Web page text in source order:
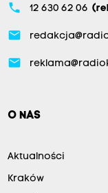
phone 12 630 62 06
email
email
O NAS
Aktualności
Kraków